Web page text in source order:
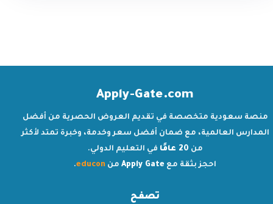
Apply-Gate.com
منصة سعودية متخصصة في تقديم العروض الحصرية من أفضل
المدارس العالمية، مع ضمان أفضل سعر وخدمة، وخبرة تمتد لأكثر
من 20 عامًا
في التعليم الدولي.
احجز بثقة مع Apply Gate من educon
.
تصفح